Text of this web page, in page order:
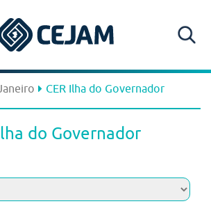
CER Ilha do Governador
do Governador